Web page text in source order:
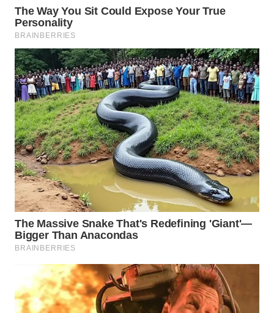
LAWAS
WN
SUMEDANG
WN
CIANJUR
WN
KEPULAUAN
SERIBU
WN
TANGERANG
WN
BINJAI
WN
CIREBON